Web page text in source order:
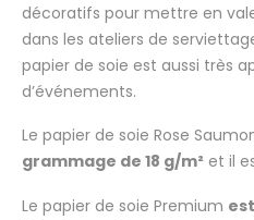
décoratifs pour mettre en
dans les ateliers de
papier de soie est aussi très
d’événements.
Le papier de soie Rose
grammage de 18 g/m² et il
Le papier de soie Premium